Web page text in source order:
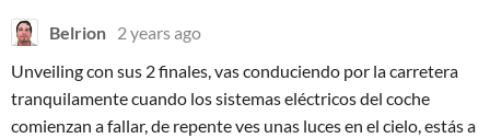
Belrion 2 years ago
Unveiling con sus 2 finales, vas conduciendo por la carretera
tranquilamente cuando los sistemas eléctricos del coche
comienzan a fallar, de repente ves unas luces en el cielo, estás a